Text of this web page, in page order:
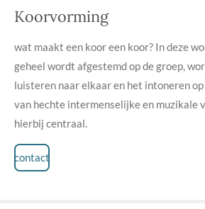
Koorvorming
wat maakt een koor een koor? In deze
geheel wordt afgestemd op de groep,
luisteren naar elkaar en het intoneren
van hechte intermenselijke en muzikale
hierbij centraal.
contact